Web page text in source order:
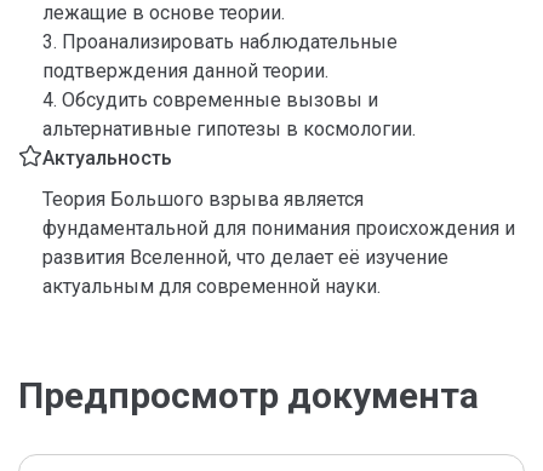
лежащие в основе теории.
3. Проанализировать наблюдательные
подтверждения данной теории.
4. Обсудить современные вызовы и
альтернативные гипотезы в космологии.
Актуальность
Теория Большого взрыва является
фундаментальной для понимания происхождения и
развития Вселенной, что делает её изучение
актуальным для современной науки.
Предпросмотр документа